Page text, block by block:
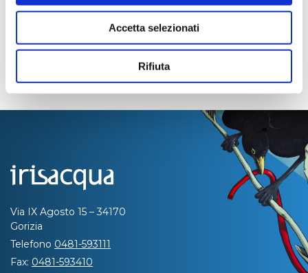
Accetta selezionati
Rifiuta
Via IX Agosto 15 – 34170
Gorizia
Telefono 0481-593111
Fax: 0481-593410